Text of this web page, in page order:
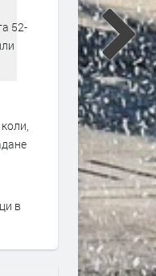
Димитровград ще бъде
домакин на
бригадирска среща по
години от
бригадирско движение в
52-
в